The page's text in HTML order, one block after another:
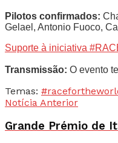
Pilotos confirmados:
Gelael, Antonio Fuoco,
Suporte à iniciativa
Transmissão: O evento
Temas:
Notícia Anterior
Grande Prémio de